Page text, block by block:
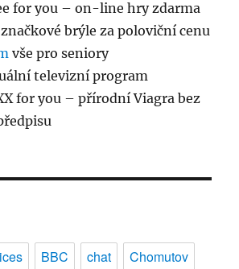
for you – on-line hry zdarma
značkové brýle za poloviční cenu
vše pro seniory
televizní program
for you – přírodní Viagra bez
BBC chat
Chomutov